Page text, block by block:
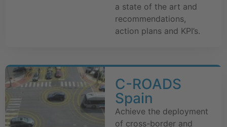
a state of the art and
recommendations,
action plans and KPI’s.
C-ROADS
Spain
Achieve the deployment
of cross-border and